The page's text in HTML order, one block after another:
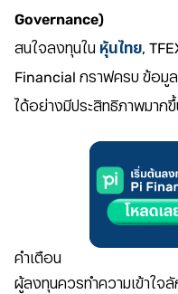
Governance)
สนใจลงทุนใน หุ้นไทย,
Financial กราฟครบ ข้อ
ได้อย่างมีประสิทธิภาพมาก
คำเตือน
ผู้ลงทุนควรทำความเข้าใจ